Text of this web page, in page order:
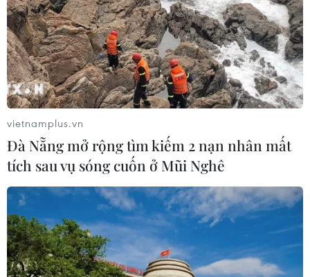
vietnamplus.vn
Đà Nẵng mở rộng tìm kiếm 2 nạn nhân mất
tích sau vụ sóng cuốn ở Mũi Nghê